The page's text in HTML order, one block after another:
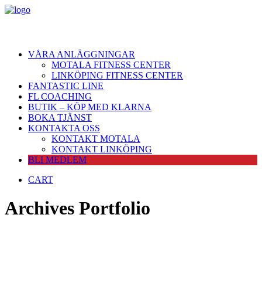
VÅRA ANLÄGGNINGAR
MOTALA FITNESS CENTER
LINKÖPING FITNESS CENTER
FANTASTIC LINE
FL COACHING
BUTIK – KÖP MED KLARNA
BOKA TJÄNST
KONTAKTA OSS
KONTAKT MOTALA
KONTAKT LINKÖPING
BLI MEDLEM
CART
Archives Portfolio